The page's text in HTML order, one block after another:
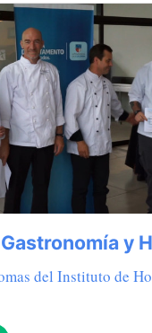
y
del Instituto de